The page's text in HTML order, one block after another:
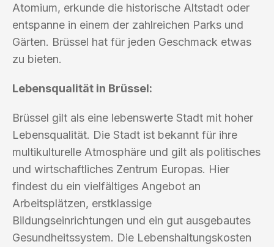
Atomium, erkunde die historische Altstadt oder
entspanne in einem der zahlreichen Parks und
Gärten. Brüssel hat für jeden Geschmack etwas
zu bieten.
Lebensqualität in Brüssel:
Brüssel gilt als eine lebenswerte Stadt mit hoher
Lebensqualität. Die Stadt ist bekannt für ihre
multikulturelle Atmosphäre und gilt als politisches
und wirtschaftliches Zentrum Europas. Hier
findest du ein vielfältiges Angebot an
Arbeitsplätzen, erstklassige
Bildungseinrichtungen und ein gut ausgebautes
Gesundheitssystem. Die Lebenshaltungskosten